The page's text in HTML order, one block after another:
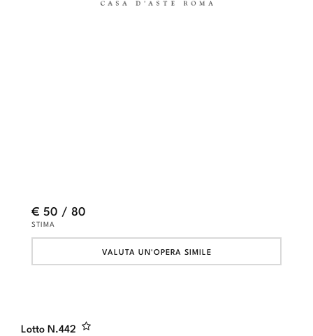
Lotto N.442
€ 50 / 80
STIMA
VALUTA UN'OPERA SIMILE